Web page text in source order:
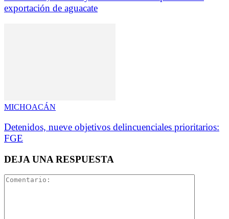
exportación de aguacate
MICHOACÁN
Detenidos, nueve objetivos delincuenciales prioritarios:
FGE
DEJA UNA RESPUESTA